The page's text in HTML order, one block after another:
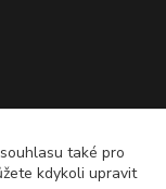
také pro
kdykoli upravit